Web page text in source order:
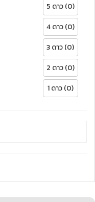
5 ดาว (0)
4 ดาว (0)
3 ดาว (0)
2 ดาว (0)
1 ดาว (0)